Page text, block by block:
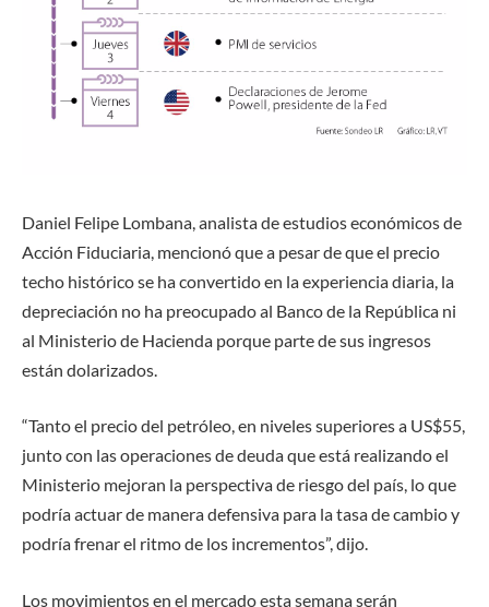
Daniel Felipe Lombana, analista de estudios económicos de
Acción Fiduciaria, mencionó que a pesar de que el precio
techo histórico se ha convertido en la experiencia diaria, la
depreciación no ha preocupado al Banco de la República ni
al Ministerio de Hacienda porque parte de sus ingresos
están dolarizados.
“Tanto el precio del petróleo, en niveles superiores a US$55,
junto con las operaciones de deuda que está realizando el
Ministerio mejoran la perspectiva de riesgo del país, lo que
podría actuar de manera defensiva para la tasa de cambio y
podría frenar el ritmo de los incrementos”, dijo.
Los movimientos en el mercado esta semana serán